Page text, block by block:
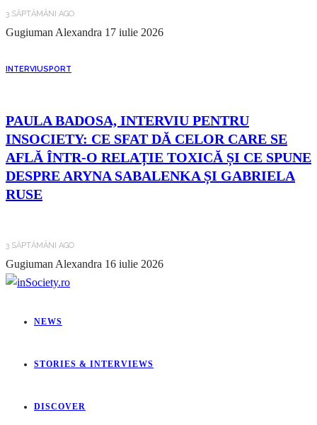
3 SĂPTĂMÂNI AGO
Gugiuman Alexandra 17 iulie 2026
INTERVIUSPORT
PAULA BADOSA, INTERVIU PENTRU
INSOCIETY: CE SFAT DĂ CELOR CARE SE
AFLĂ ÎNTR-O RELAȚIE TOXICĂ ȘI CE SPUNE
DESPRE ARYNA SABALENKA ȘI GABRIELA
RUSE
3 SĂPTĂMÂNI AGO
Gugiuman Alexandra 16 iulie 2026
NEWS
STORIES & INTERVIEWS
DISCOVER